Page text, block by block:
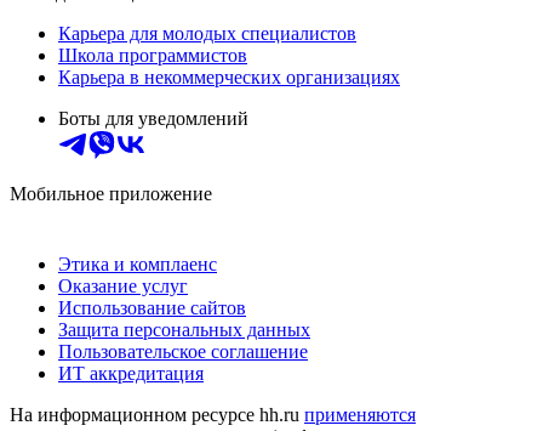
Карьера для молодых специалистов
Школа программистов
Карьера в некоммерческих организациях
Боты для уведомлений
Мобильное приложение
Этика и комплаенс
Оказание услуг
Использование сайтов
Защита персональных данных
Пользовательское соглашение
ИТ аккредитация
На информационном ресурсе hh.ru применяются